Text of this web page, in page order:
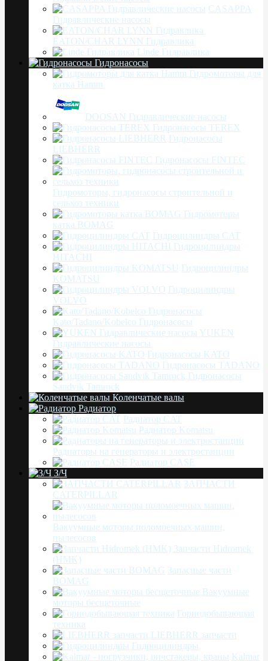
CASAPPA
Гидравлические насосы
EATON/CHAR LYNN Гидравлика
Linde Гидравлика
Гидронасосы
Гидромоторы для
катка Hamm
DOOSAN Гидравлические насосы
Гидронасосы TEREX
Гидронасосы
LIEBHERR
Гидронасосы FINTEC
Гидромоторы, гидронасосы строительной и
сельхоз техники
Гидромоторы
катка BOMAG
Гидроцилиндры CAT
Гидроцилиндры
HITACHI
Гидроцилиндры
KOMATSU
Гидроцилиндры
VOLVO
Kato/Tadano/Kobelco Гидронасосы
YUKEN
Гидравлические насосы
Гидронасосы KATO
Гидронасосы TADANO
Гидронасосы
Sandvik Tamrock
Коленчатые валы
Радиатор
Радиатор CAT
Радиатор Komatsu
Радиаторы на генераторы и электростанции
Радиатор CASE
З/Ч
ЗАПЧАСТИ
CATERPILLAR
Вакуумные моторы поломоечных машин,
пылесосов
Запчасти Hidromek
(HMK)
Запасные части
BOMAG
Вакуумные
моторы бесщеточные
Горнодобывающая
техника
LIEBHERR запчасти
Гидроцилиндры
Kalmar